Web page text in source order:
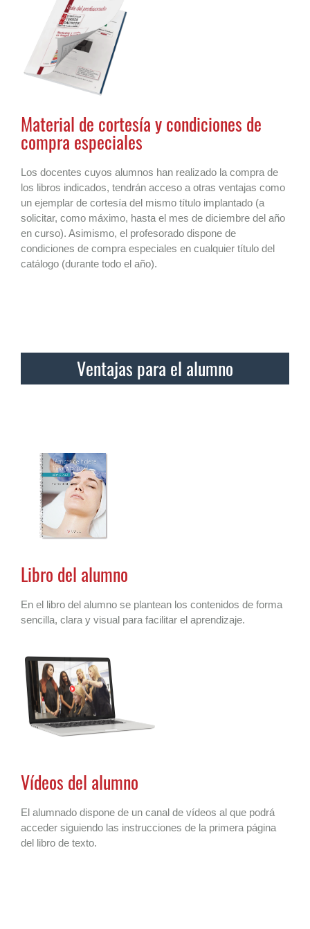
Material de cortesía y condiciones de
compra especiales
Los docentes cuyos alumnos han realizado la compra de
los libros indicados, tendrán acceso a otras ventajas como
un ejemplar de cortesía del mismo título implantado (a
solicitar, como máximo, hasta el mes de diciembre del año
en curso). Asimismo, el profesorado dispone de
condiciones de compra especiales en cualquier título del
catálogo (durante todo el año).
Ventajas para el alumno
Libro del alumno
En el libro del alumno se plantean los contenidos de forma
sencilla, clara y visual para facilitar el aprendizaje.
Vídeos del alumno
El alumnado dispone de un canal de vídeos al que podrá
acceder siguiendo las instrucciones de la primera página
del libro de texto.